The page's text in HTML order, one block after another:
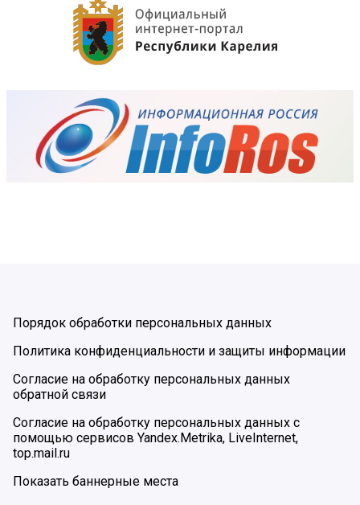
Порядок обработки персональных данных
Политика конфиденциальности и защиты информации
Согласие на обработку персональных данных
обратной связи
Согласие на обработку персональных данных с
помощью сервисов Yandex.Metrika, LiveInternet,
top.mail.ru
Показать баннерные места